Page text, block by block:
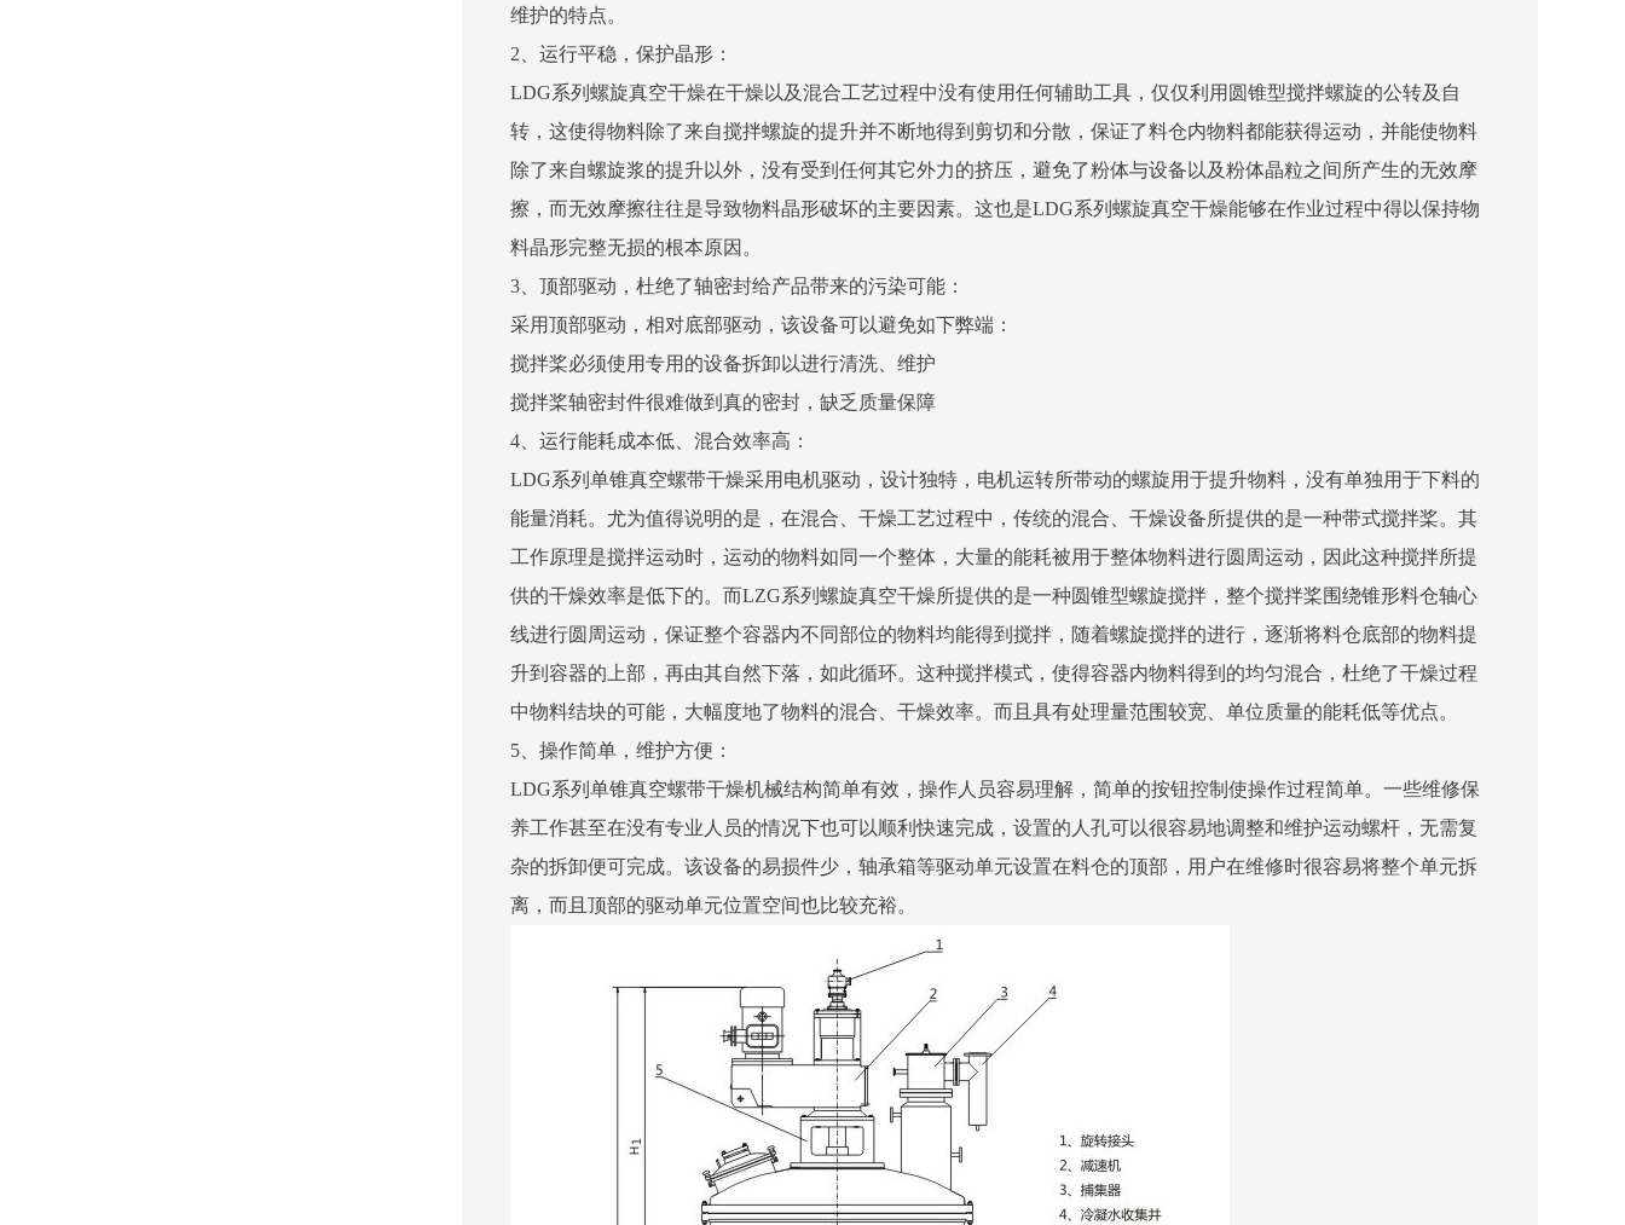
维护的特点。
2、运行平稳，保护晶形：
LDG系列螺旋真空干燥在干燥以及混合工艺过程中没有使用任何辅助工具，仅仅利用圆锥型搅拌螺旋的公转及自
转，这使得物料除了来自搅拌螺旋的提升并不断地得到剪切和分散，保证了料仓内物料都能获得运动，并能使物料
除了来自螺旋浆的提升以外，没有受到任何其它外力的挤压，避免了粉体与设备以及粉体晶粒之间所产生的无效摩
擦，而无效摩擦往往是导致物料晶形破坏的主要因素。这也是LDG系列螺旋真空干燥能够在作业过程中得以保持物
料晶形完整无损的根本原因。
3、顶部驱动，杜绝了轴密封给产品带来的污染可能：
采用顶部驱动，相对底部驱动，该设备可以避免如下弊端：
搅拌桨必须使用专用的设备拆卸以进行清洗、维护
搅拌桨轴密封件很难做到真的密封，缺乏质量保障
4、运行能耗成本低、混合效率高：
LDG系列单锥真空螺带干燥采用电机驱动，设计独特，电机运转所带动的螺旋用于提升物料，没有单独用于下料的
能量消耗。尤为值得说明的是，在混合、干燥工艺过程中，传统的混合、干燥设备所提供的是一种带式搅拌桨。其
工作原理是搅拌运动时，运动的物料如同一个整体，大量的能耗被用于整体物料进行圆周运动，因此这种搅拌所提
供的干燥效率是低下的。而LZG系列螺旋真空干燥所提供的是一种圆锥型螺旋搅拌，整个搅拌桨围绕锥形料仓轴心
线进行圆周运动，保证整个容器内不同部位的物料均能得到搅拌，随着螺旋搅拌的进行，逐渐将料仓底部的物料提
升到容器的上部，再由其自然下落，如此循环。这种搅拌模式，使得容器内物料得到的均匀混合，杜绝了干燥过程
中物料结块的可能，大幅度地了物料的混合、干燥效率。而且具有处理量范围较宽、单位质量的能耗低等优点。
5、操作简单，维护方便：
LDG系列单锥真空螺带干燥机械结构简单有效，操作人员容易理解，简单的按钮控制使操作过程简单。一些维修保
养工作甚至在没有专业人员的情况下也可以顺利快速完成，设置的人孔可以很容易地调整和维护运动螺杆，无需复
杂的拆卸便可完成。该设备的易损件少，轴承箱等驱动单元设置在料仓的顶部，用户在维修时很容易将整个单元拆
离，而且顶部的驱动单元位置空间也比较充裕。